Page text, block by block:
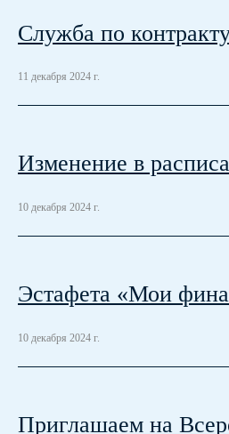
Служба по
11 декабря 2024 г.
Изменение в
10 декабря 2024 г.
Эстафета «Мои
10 декабря 2024 г.
Приглашаем на